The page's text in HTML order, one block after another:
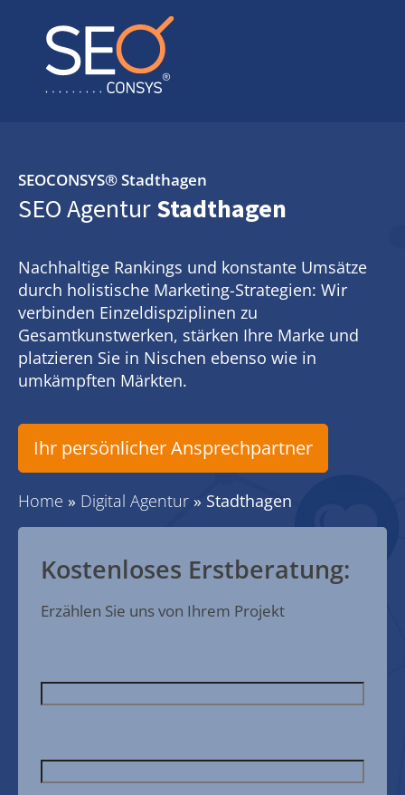
SEOCONSYS®Stadthagen
SEO AgenturStadthagen
Nachhaltige Rankings und konstante Umsätze
durch holistische Marketing-Strategien: Wir
verbinden Einzeldispziplinen zu
Gesamtkunstwerken, stärken Ihre Marke und
platzieren Sie in Nischen ebenso wie in
umkämpften Märkten.
Ihr persönlicher Ansprechpartner
Home » Digital Agentur » Stadthagen
Kostenloses Erstberatung:
Erzählen Sie uns von Ihrem Projekt